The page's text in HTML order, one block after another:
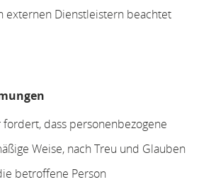
externen Dienstleistern beachtet
dass personenbezogene
Weise, nach Treu und Glauben
betroffene Person